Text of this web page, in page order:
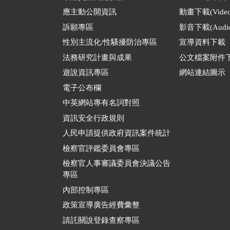
應主動公開資訊
訴願專區
性別主流化/性騷擾防治專區
法務研究計畫與成果
遊說資訊專區
電子公布欄
中英網站專有名詞對照
資訊安全行政規則
人民申請提供政府資訊案件統計
檢察官評鑑委員會專區
檢察官人事審議委員會決議公告
專區
內部控制專區
政策宣導廣告經費彙整
請託關說登錄查察專區
動畫下載
影音下載
宣導資料下載
公文檔案附件
網站連結圖示